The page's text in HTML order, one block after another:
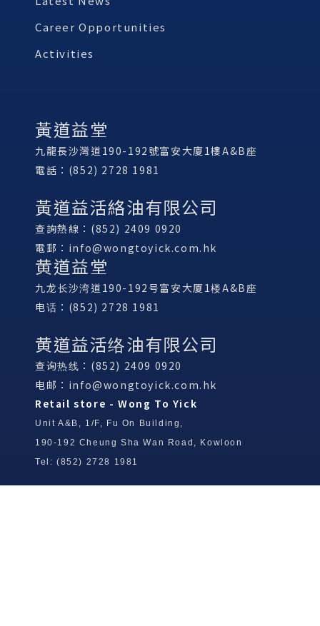
Career Opportunities
Activities
黃道益堂
九龍長沙灣道190-192號富安大廈1樓A&B座
電話：(852) 2728 1981
黃道益活絡油有限公司
查詢熱線：(852) 2409 0920
電郵： info@wongtoyick.com.hk
黄道益堂
九龙长沙湾道190-192号富安大厦1楼A&B座
电话：(852) 2728 1981
黄道益活络油有限公司
查询热线：(852) 2409 0920
电邮： info@wongtoyick.com.hk
Retail store - Wong To Yick
Unit A&B, 1/F, Fu On Building,
190-192 Cheung Sha Wan Road, Kowloon
Tel: (852) 2728 1981